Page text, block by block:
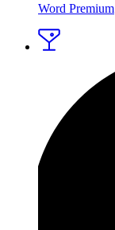
Word Premium